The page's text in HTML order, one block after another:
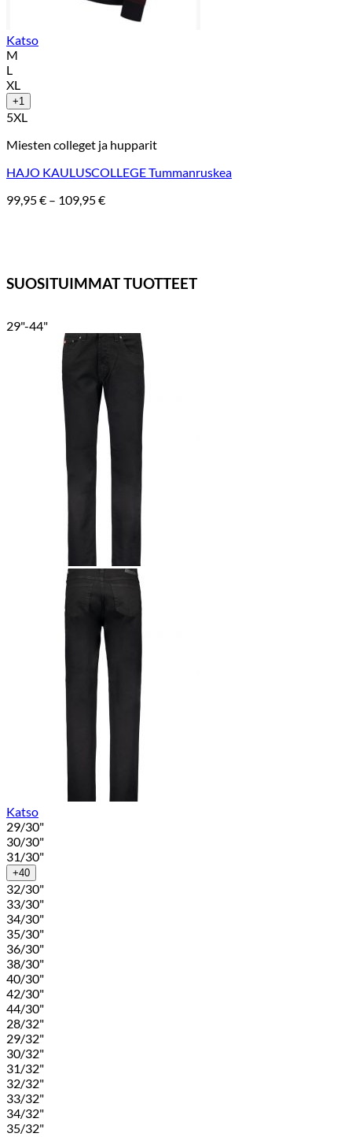
Katso
M
L
XL
+1
5XL
Miesten colleget ja hupparit
HAJO KAULUSCOLLEGE Tummanruskea
99,95€ – 109,95€Hintaluokka:
SUOSITUIMMAT TUOTTEET
29"-44"
Katso
29/30"
30/30"
31/30"
+40
32/30"
33/30"
34/30"
35/30"
36/30"
38/30"
40/30"
42/30"
44/30"
28/32"
29/32"
30/32"
31/32"
32/32"
33/32"
34/32"
35/32"